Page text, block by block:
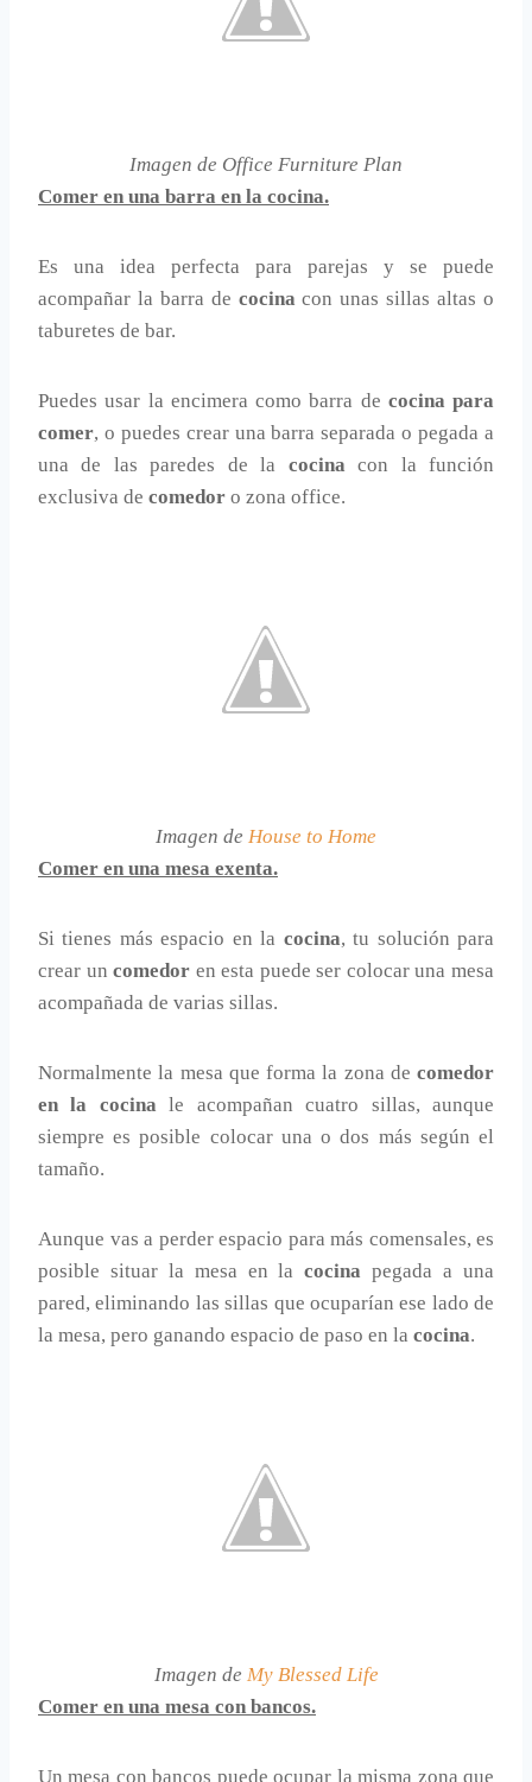
Imagen de Office Furniture Plan
Comer en una barra en la cocina.
Es una idea perfecta para parejas y se puede
acompañar la barra de cocina con unas sillas altas o
taburetes de bar.
Puedes usar la encimera como barra de cocina para
comer, o puedes crear una barra separada o pegada a
una de las paredes de la cocina con la función
exclusiva de comedor o zona office.
Imagen de House to Home
Comer en una mesa exenta.
Si tienes más espacio en la cocina, tu solución para
crear uncomedor en esta puede ser colocar una mesa
acompañada de varias sillas.
Normalmente la mesa que forma la zona de comedor
en la cocina le acompañan cuatro sillas, aunque
siempre es posible colocar una o dos más según el
tamaño.
Aunque vas a perder espacio para más comensales, es
posible situar la mesa en lacocina pegada a una
pared, eliminando las sillas que ocuparían ese lado de
la mesa, pero ganando espacio de paso en la cocina.
Imagen de My Blessed Life
Comer en una mesa con bancos.
Un mesa con bancos puede ocupar la misma zona que